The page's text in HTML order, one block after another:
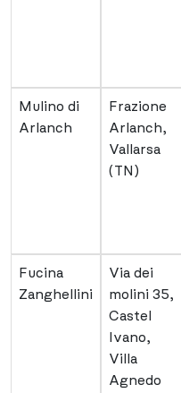
Mulino di
Arlanch
Frazione
Arlanch,
Vallarsa
(TN)
Fucina
Zanghellini
Via dei
molini 35,
Castel
Ivano,
Villa
Agnedo